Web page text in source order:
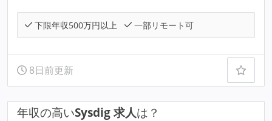
下限年収500万円以上 一部リモート可
8日前更新
年収の高いSysdig 求人は？